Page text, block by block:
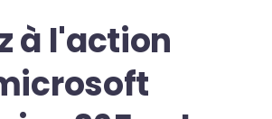
à l'action